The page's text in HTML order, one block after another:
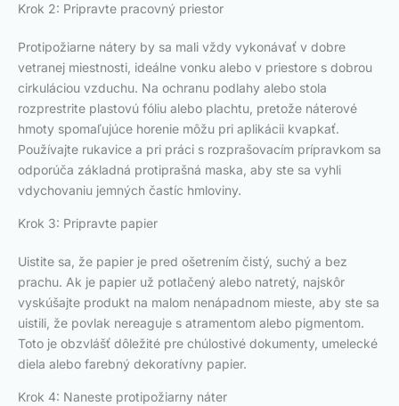
Krok 2: Pripravte pracovný priestor
Protipožiarne nátery by sa mali vždy vykonávať v dobre
vetranej miestnosti, ideálne vonku alebo v priestore s dobrou
cirkuláciou vzduchu. Na ochranu podlahy alebo stola
rozprestrite plastovú fóliu alebo plachtu, pretože náterové
hmoty spomaľujúce horenie môžu pri aplikácii kvapkať.
Používajte rukavice a pri práci s rozprašovacím prípravkom sa
odporúča základná protiprašná maska, aby ste sa vyhli
vdychovaniu jemných častíc hmloviny.
Krok 3: Pripravte papier
Uistite sa, že papier je pred ošetrením čistý, suchý a bez
prachu. Ak je papier už potlačený alebo natretý, najskôr
vyskúšajte produkt na malom nenápadnom mieste, aby ste sa
uistili, že povlak nereaguje s atramentom alebo pigmentom.
Toto je obzvlášť dôležité pre chúlostivé dokumenty, umelecké
diela alebo farebný dekoratívny papier.
Krok 4: Naneste protipožiarny náter